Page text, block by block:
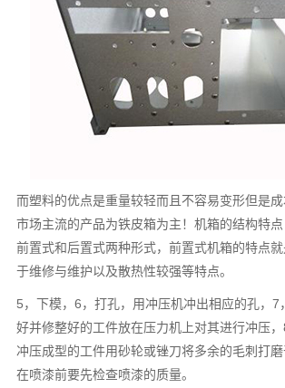
而塑料的优点是重量较轻而且不容易变形但是
市场主流的产品为铁皮箱为主！机箱的结构特
前置式和后置式两种形式，前置式机箱的特点
于维修与维护以及散热性较强等特点。
5，下模，6，打孔，用冲压机冲出相应的孔，7
好并修整好的工件放在压力机上对其进行冲压
冲压成型的工件用砂轮或锉刀将多余的毛刺打磨
在喷漆前要先检查喷漆的质量。